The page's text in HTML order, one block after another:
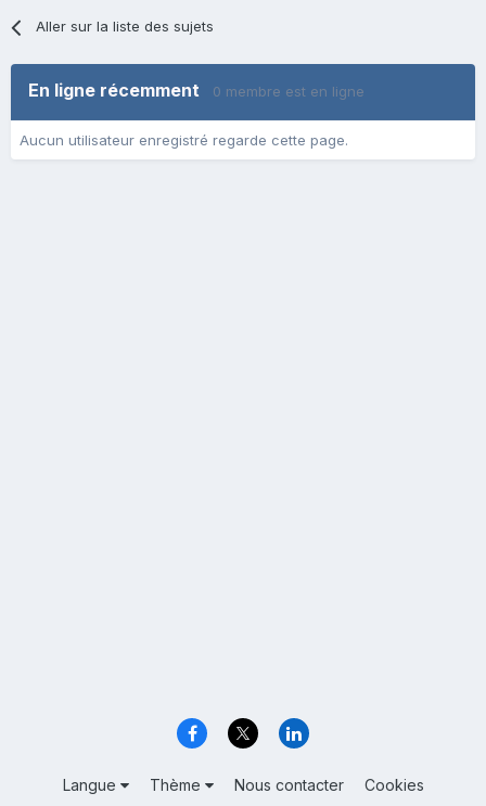
Aller sur la liste des sujets
En ligne récemment 0 membre est en ligne
Aucun utilisateur enregistré regarde cette page.
Langue Thème Nous contacter Cookies